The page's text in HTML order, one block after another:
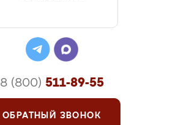
8 (800) 511-89-55
ОБРАТНЫЙ ЗВОНОК